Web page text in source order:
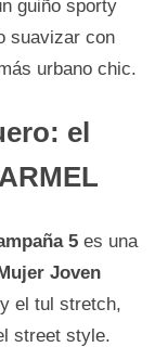
guiño sporty
suavizar con
urbano chic.
el
5 es una
Joven
el tul stretch,
street style.